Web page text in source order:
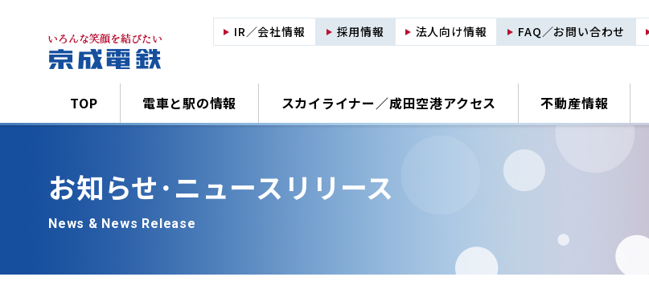
IR／会社情報 採用情報 法人向け情報 FAQ／お問い合わせ
TOP 電車と駅の情報 スカイライナー／成田空港アクセス 不動産情報
お知らせ･ニュースリリース
News & News Release